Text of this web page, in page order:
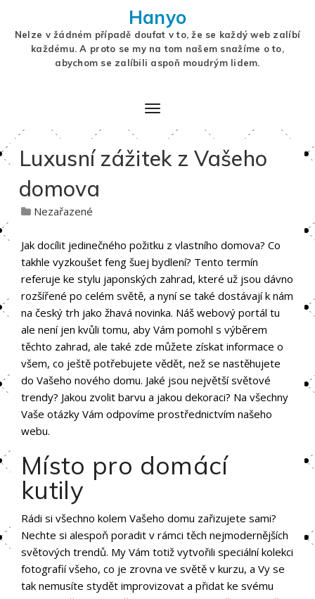
Hanyo
Nelze v žádném případě doufat v to, že se každý web zalíbí
každému. A proto se my na tom našem snažíme o to,
abychom se zalíbili aspoň moudrým lidem.
Luxusní zážitek z Vašeho
domova
Nezařazené
Jak docílit jedinečného požitku z vlastního domova? Co
takhle vyzkoušet feng šuej bydlení? Tento termín
referuje ke stylu japonských zahrad, které už jsou dávno
rozšířené po celém světě, a nyní se také dostávají k nám
na český trh jako žhavá novinka. Náš webový portál tu
ale není jen kvůli tomu, aby Vám pomohl s výběrem
těchto zahrad, ale také zde můžete získat informace o
všem, co ještě potřebujete vědět, než se nastěhujete
do Vašeho nového domu. Jaké jsou největší světové
trendy? Jakou zvolit barvu a jakou dekoraci? Na všechny
Vaše otázky Vám odpovíme prostřednictvím našeho
webu.
Místo pro domácí
kutily
Rádi si všechno kolem Vašeho domu zařizujete sami?
Nechte si alespoň poradit v rámci těch nejmodernějších
světových trendů. My Vám totiž vytvořili speciální kolekci
fotografií všeho, co je zrovna ve světě v kurzu, a Vy se
tak nemusíte stydět improvizovat a přidat ke svému